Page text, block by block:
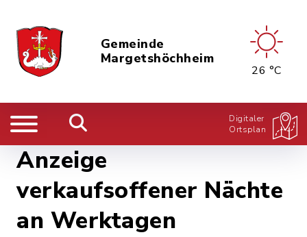
Gemeinde
Margetshöchheim
26 °C
Digitaler
Ortsplan
Anzeige
verkaufsoffener Nächte
an Werktagen